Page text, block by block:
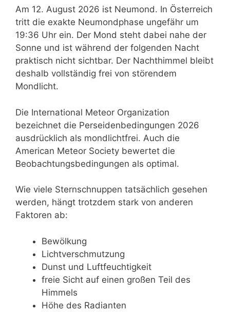
Am 12. August 2026 ist Neumond. In Österreich
tritt die exakte Neumondphase ungefähr um
19:36 Uhr ein. Der Mond steht dabei nahe der
Sonne und ist während der folgenden Nacht
praktisch nicht sichtbar. Der Nachthimmel bleibt
deshalb vollständig frei von störendem
Mondlicht.
Die International Meteor Organization
bezeichnet die Perseidenbedingungen 2026
ausdrücklich als mondlichtfrei. Auch die
American Meteor Society bewertet die
Beobachtungsbedingungen als optimal.
Wie viele Sternschnuppen tatsächlich gesehen
werden, hängt trotzdem stark von anderen
Faktoren ab:
Bewölkung
Lichtverschmutzung
Dunst und Luftfeuchtigkeit
freie Sicht auf einen großen Teil des
Himmels
Höhe des Radianten